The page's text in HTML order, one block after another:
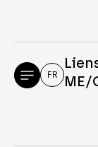
FR
ME/